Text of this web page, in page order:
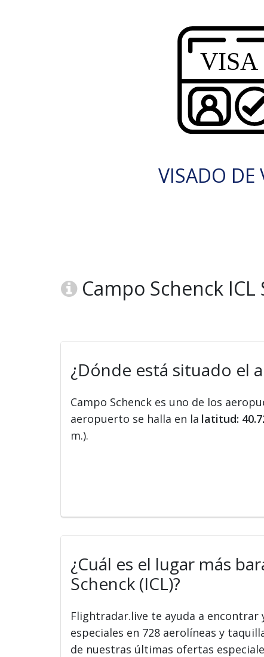
VISADO DE
Campo Schenck ICL
¿Dónde está situado el
Campo Schenck es uno de los
aeropuerto se halla en la latitud:
m.).
¿Cuál es el lugar más
Schenck (ICL)?
Flightradar.live te ayuda a encontrar
especiales en 728 aerolíneas y
de nuestras últimas ofertas